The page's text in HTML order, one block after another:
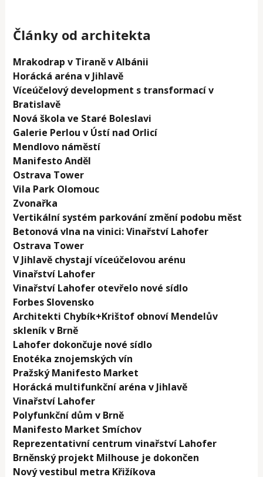
Články od architekta
Mrakodrap v Tiraně v Albánii
Horácká aréna v Jihlavě
Víceúčelový development s transformací v
Bratislavě
Nová škola ve Staré Boleslavi
Galerie Perlou v Ústí nad Orlicí
Mendlovo náměstí
Manifesto Anděl
Ostrava Tower
Vila Park Olomouc
Zvonařka
Vertikální systém parkování změní podobu měst
Betonová vlna na vinici: Vinařství Lahofer
Ostrava Tower
V Jihlavě chystají víceúčelovou arénu
Vinařství Lahofer
Vinařství Lahofer otevřelo nové sídlo
Forbes Slovensko
Architekti Chybík+Krištof obnoví Mendelův
skleník v Brně
Lahofer dokončuje nové sídlo
Enotéka znojemských vín
Pražský Manifesto Market
Horácká multifunkční aréna v Jihlavě
Vinařství Lahofer
Polyfunkční dům v Brně
Manifesto Market Smíchov
Reprezentativní centrum vinařství Lahofer
Brněnský projekt Milhouse je dokončen
Nový vestibul metra Křižíkova